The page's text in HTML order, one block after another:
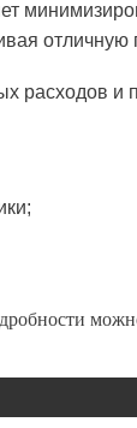
отличную
расходов